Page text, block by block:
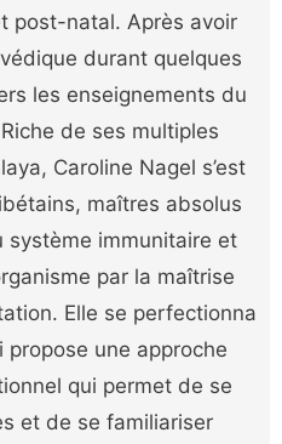
post-natal. Après avoir
durant quelques
les enseignements du
de ses multiples
Caroline Nagel s’est
maîtres absolus
système immunitaire et
par la maîtrise
Elle se perfectionna
propose une approche
qui permet de se
et de se familiariser